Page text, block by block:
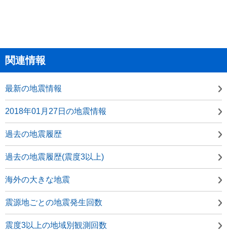
関連情報
最新の地震情報
2018年01月27日の地震情報
過去の地震履歴
過去の地震履歴(震度3以上)
海外の大きな地震
震源地ごとの地震発生回数
震度3以上の地域別観測回数